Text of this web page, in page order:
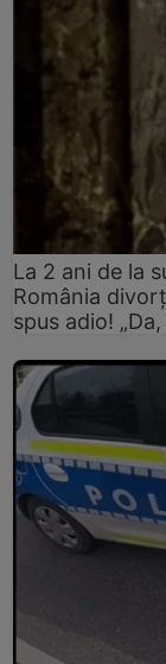
La 2 ani de la
România
spus adio!